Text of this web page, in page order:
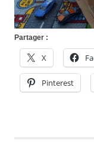
Partager :
X
Pinterest